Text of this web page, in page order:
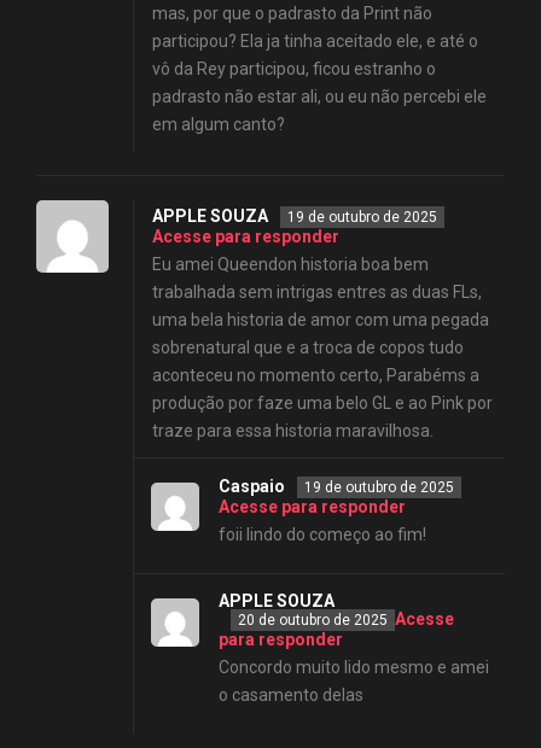
mas, por que o padrasto da Print não
participou? Ela ja tinha aceitado ele, e até o
vô da Rey participou, ficou estranho o
padrasto não estar ali, ou eu não percebi ele
em algum canto?
APPLE SOUZA 19 de outubro de 2025
Acesse para responder
Eu amei Queendon historia boa bem
trabalhada sem intrigas entres as duas FLs,
uma bela historia de amor com uma pegada
sobrenatural que e a troca de copos tudo
aconteceu no momento certo, Parabéms a
produção por faze uma belo GL e ao Pink por
traze para essa historia maravilhosa.
Caspaio 19 de outubro de 2025
Acesse para responder
foii lindo do começo ao fim!
APPLE SOUZA
20 de outubro de 2025 Acesse
para responder
Concordo muito lido mesmo e amei
o casamento delas